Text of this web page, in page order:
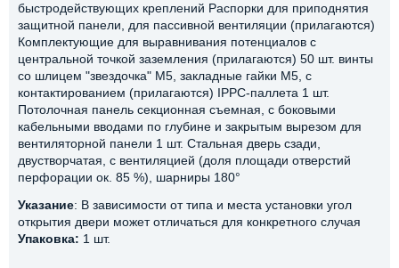
быстродействующих креплений Распорки для приподнятия
защитной панели, для пассивной вентиляции (прилагаются)
Комплектующие для выравнивания потенциалов с
центральной точкой заземления (прилагаются) 50 шт. винты
со шлицем "звездочка" М5, закладные гайки M5, с
контактированием (прилагаются) IPPC-паллета 1 шт.
Потолочная панель секционная съемная, с боковыми
кабельными вводами по глубине и закрытым вырезом для
вентиляторной панели 1 шт. Стальная дверь сзади,
двустворчатая, с вентиляцией (доля площади отверстий
перфорации ок. 85 %), шарниры 180°
Указание: В зависимости от типа и места установки угол
открытия двери может отличаться для конкретного случая
Упаковка: 1 шт.